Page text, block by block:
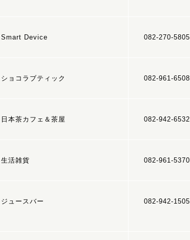
Smart Device 082-270-5805
ショコラブティック 082-961-6508
日本茶カフェ＆茶屋 082-942-6532
生活雑貨 082-961-5370
ジュースバー 082-942-1505